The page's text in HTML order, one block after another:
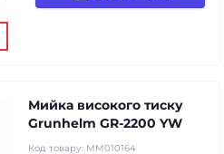
Мийка високого тиску
Grunhelm GR-2200 YW
Код товару: MM010164